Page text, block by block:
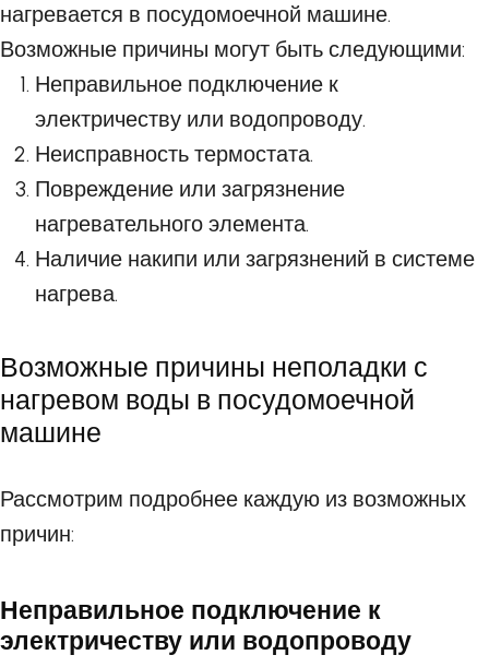
нагревается в посудомоечной машине.
Возможные причины могут быть следующими:
Неправильное подключение к
электричеству или водопроводу.
Неисправность термостата.
Повреждение или загрязнение
нагревательного элемента.
Наличие накипи или загрязнений в системе
нагрева.
Возможные причины неполадки с
нагревом воды в посудомоечной
машине
Рассмотрим подробнее каждую из возможных
причин:
Неправильное подключение к
электричеству или водопроводу